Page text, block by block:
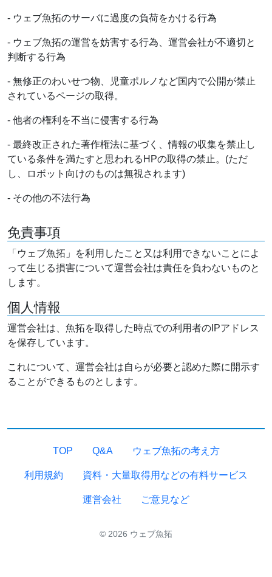
- ウェブ魚拓のサーバに過度の負荷をかける行為
- ウェブ魚拓の運営を妨害する行為、運営会社が不適切と
判断する行為
- 無修正のわいせつ物、児童ポルノなど国内で公開が禁止
されているページの取得。
- 他者の権利を不当に侵害する行為
- 最終改正された著作権法に基づく、情報の収集を禁止し
ている条件を満たすと思われるHPの取得の禁止。(ただ
し、ロボット向けのものは無視されます)
- その他の不法行為
免責事項
「ウェブ魚拓」を利用したこと又は利用できないことによ
って生じる損害について運営会社は責任を負わないものと
します。
個人情報
運営会社は、魚拓を取得した時点での利用者のIPアドレス
を保存しています。
これについて、運営会社は自らが必要と認めた際に開示す
ることができるものとします。
TOP Q&A ウェブ魚拓の考え方
利用規約 資料・大量取得用などの有料サービス
運営会社 ご意見など
© 2026 ウェブ魚拓